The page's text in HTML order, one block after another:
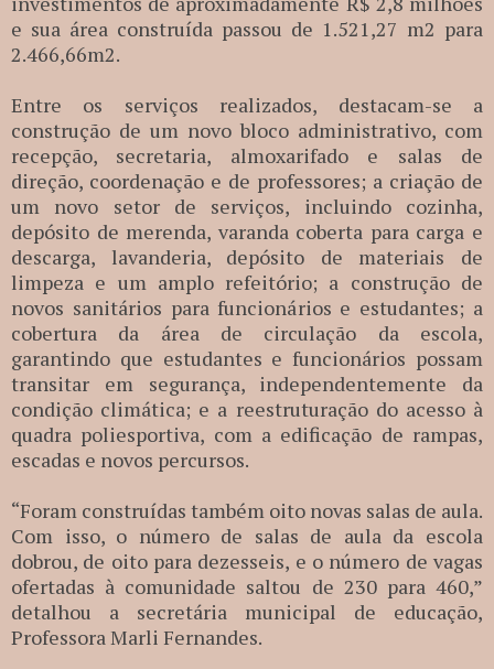
e sua área construída passou de 1.521,27 m2 para
2.466,66m2.
Entre os serviços realizados, destacam-se a
construção de um novo bloco administrativo, com
recepção, secretaria, almoxarifado e salas de
direção, coordenação e de professores; a criação de
um novo setor de serviços, incluindo cozinha,
depósito de merenda, varanda coberta para carga e
descarga, lavanderia, depósito de materiais de
limpeza e um amplo refeitório; a construção de
novos sanitários para funcionários e estudantes; a
cobertura da área de circulação da escola,
garantindo que estudantes e funcionários possam
transitar em segurança, independentemente da
condição climática; e a reestruturação do acesso à
quadra poliesportiva, com a edificação de rampas,
escadas e novos percursos.
“Foram construídas também oito novas salas de aula.
Com isso, o número de salas de aula da escola
dobrou, de oito para dezesseis, e o número de vagas
ofertadas à comunidade saltou de 230 para 460,”
detalhou a secretária municipal de educação,
Professora Marli Fernandes.